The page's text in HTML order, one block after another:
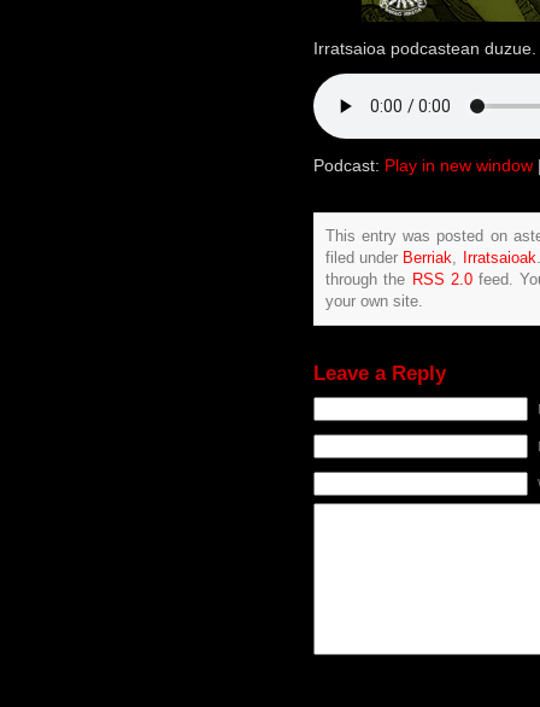
Irratsaioa podcastean
Podcast: Play in new window
This entry was posted on
filed under Berriak Irratsaioak
through the RSS 2.0feed.
your own site.
Leave a Reply